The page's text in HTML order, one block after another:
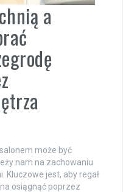
a
może być
nam na zachowaniu
Kluczowe jest, aby regał
osiągnąć poprzez